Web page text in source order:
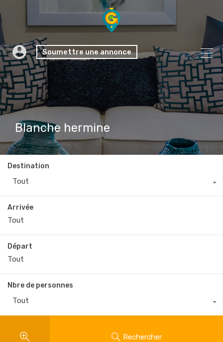
Soumettre une annonce
Blanche hermine
Destination
Tout
Arrivée
Départ
Nbre de personnes
Tout
Rechercher